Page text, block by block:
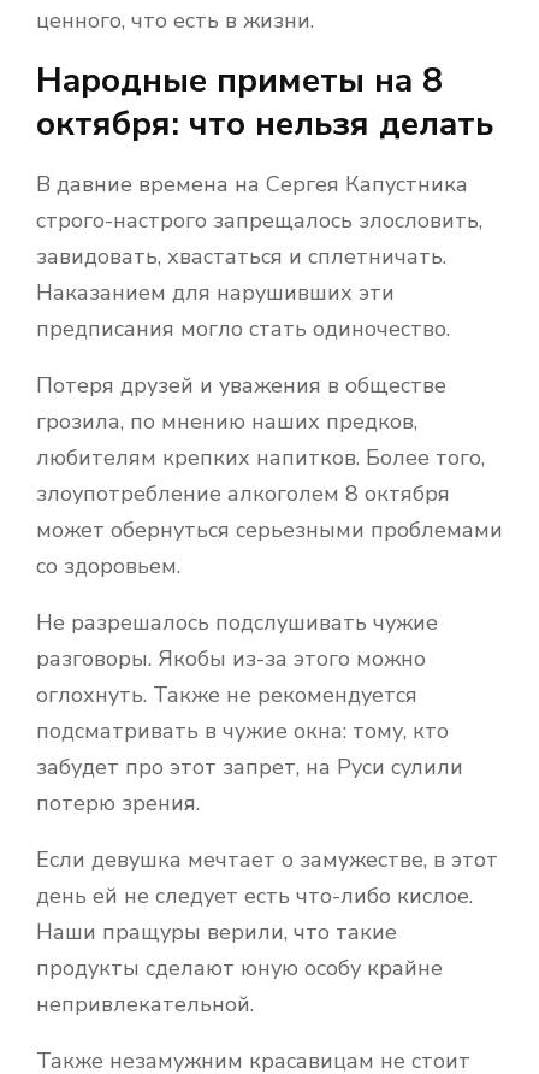
ценного, что есть в жизни.
Народные приметы на 8
октября: что нельзя делать
В давние времена на Сергея Капустника
строго-настрого запрещалось злословить,
завидовать, хвастаться и сплетничать.
Наказанием для нарушивших эти
предписания могло стать одиночество.
Потеря друзей и уважения в обществе
грозила, по мнению наших предков,
любителям крепких напитков. Более того,
злоупотребление алкоголем 8 октября
может обернуться серьезными проблемами
со здоровьем.
Не разрешалось подслушивать чужие
разговоры. Якобы из-за этого можно
оглохнуть. Также не рекомендуется
подсматривать в чужие окна: тому, кто
забудет про этот запрет, на Руси сулили
потерю зрения.
Если девушка мечтает о замужестве, в этот
день ей не следует есть что-либо кислое.
Наши пращуры верили, что такие
продукты сделают юную особу крайне
непривлекательной.
Также незамужним красавицам не стоит